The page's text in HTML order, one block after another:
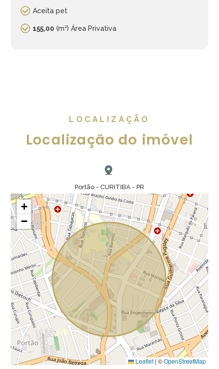
Aceita pet
155,00 (m²) Área Privativa
LOCALIZAÇÃO
Localização do imóvel
Portão - CURITIBA - PR
+
−
Leaflet| ©OpenStreetMap